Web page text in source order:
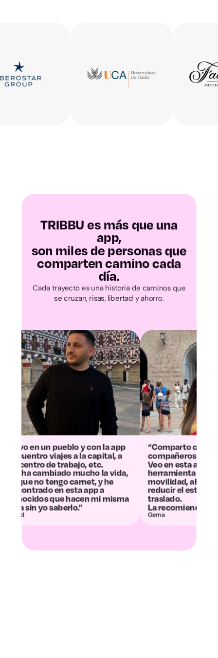
Huesca
Teruel
Las Palmas
Santa Cruz de
Tenerife
Cantabria
Ávila
Burgos
León
Palencia
Salamanca
Segovia
Soria
Valladolid
Albacete
TRIBBU es más que una
app,
son miles de personas que
comparten camino cada
día.
Cada trayecto es una historia de caminos que
se cruzan, risas, libertad y ahorro.
y con la app
la capital, a
etc.
la vida,
y he
app a
mi misma
“Comparto coche con varios
compañeros del cole.
Veo en esta app una
herramienta real para mejorar la
movilidad, ahorrar tiempo y
reducir el estrés asociado al
traslado.
La recomiendo 100%.”